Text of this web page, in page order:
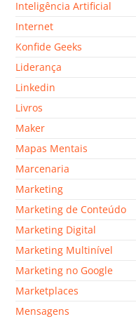
Inteligência Artificial
Internet
Konfide Geeks
Liderança
Linkedin
Livros
Maker
Mapas Mentais
Marcenaria
Marketing
Marketing de Conteúdo
Marketing Digital
Marketing Multinível
Marketing no Google
Marketplaces
Mensagens